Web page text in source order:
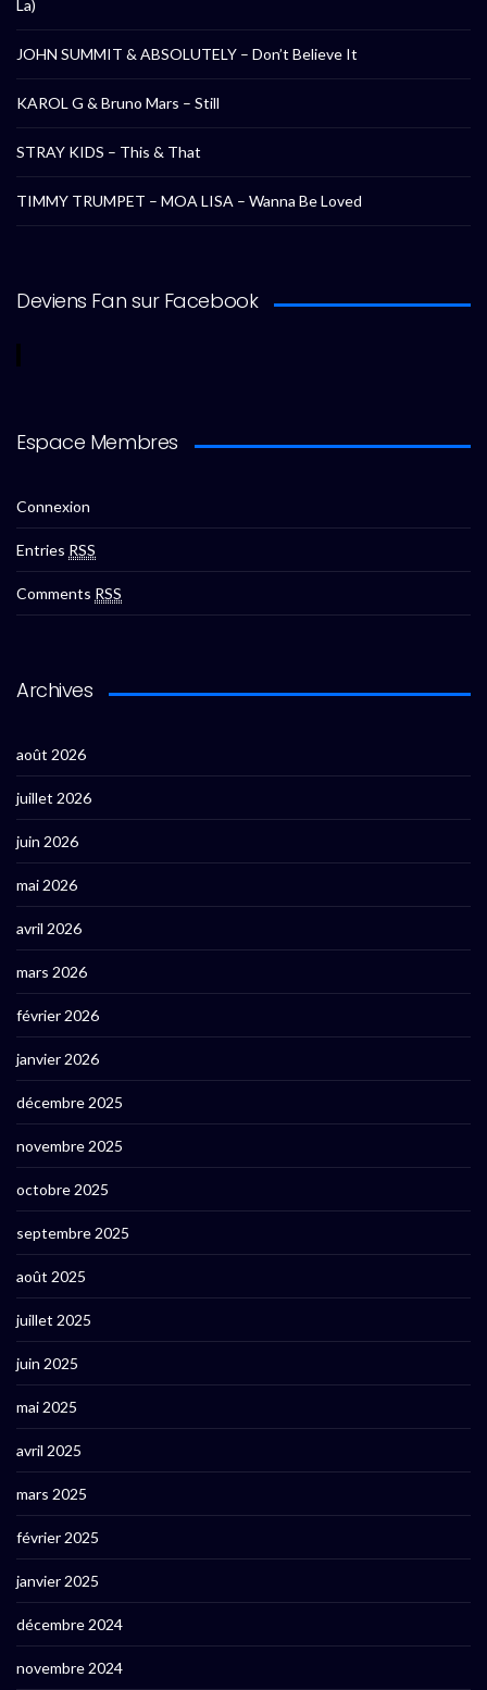
La)
JOHN SUMMIT & ABSOLUTELY – Don’t Believe It
KAROL G & Bruno Mars – Still
STRAY KIDS – This & That
TIMMY TRUMPET – MOA LISA – Wanna Be Loved
Deviens Fan sur Facebook
Espace Membres
Connexion
Entries RSS
Comments RSS
Archives
août 2026
juillet 2026
juin 2026
mai 2026
avril 2026
mars 2026
février 2026
janvier 2026
décembre 2025
novembre 2025
octobre 2025
septembre 2025
août 2025
juillet 2025
juin 2025
mai 2025
avril 2025
mars 2025
février 2025
janvier 2025
décembre 2024
novembre 2024